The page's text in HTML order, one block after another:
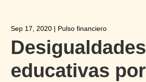
Sep 17, 2020 | Pulso financiero
Desigualdades
educativas por